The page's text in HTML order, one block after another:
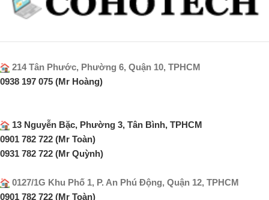
214 Tân Phước, Phường 6, Quận 10, TPHCM
0938 197 075 (Mr Hoàng)
13 Nguyễn Bặc, Phường 3, Tân Bình, TPHCM
0901 782 722 (Mr Toàn)
0931 782 722 (Mr Quỳnh)
0127/1G Khu Phố 1, P. An Phú Động, Quận 12, TPHCM
0901 782 722 (Mr Toàn)